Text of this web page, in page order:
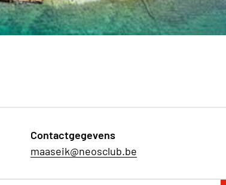
Contactgegevens
maaseik@neosclub.be